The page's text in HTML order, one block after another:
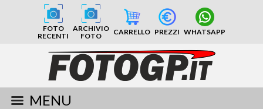
FOTO
RECENTI
ARCHIVIO
FOTO
CARRELLO PREZZI WHATSAPP
MENU